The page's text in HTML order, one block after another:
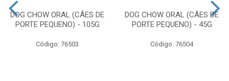
DOG CHOW ORAL (CÃES DE
PORTE PEQUENO) - 105G
Código: 76503
DOG CHOW ORAL (CÃES DE
PORTE PEQUENO) - 45G
Código: 76504